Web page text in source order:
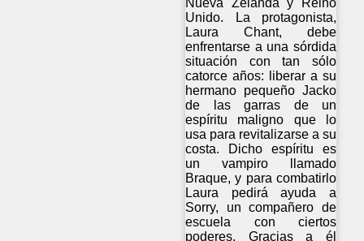
Unido. La protagonista,
Laura Chant, debe
enfrentarse a una sórdida
situación con tan sólo
catorce años: liberar a su
hermano pequeño Jacko
de las garras de un
espíritu maligno que lo
usa para revitalizarse a su
costa. Dicho espíritu es
un vampiro llamado
Braque, y para combatirlo
Laura pedirá ayuda a
Sorry, un compañero de
escuela con ciertos
poderes. Gracias a él